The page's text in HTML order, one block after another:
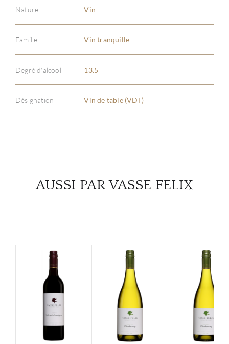
Nature Vin
Famille Vin tranquille
Degré d'alcool 13.5
Désignation Vin de table (VDT)
AUSSI PAR VASSE FELIX